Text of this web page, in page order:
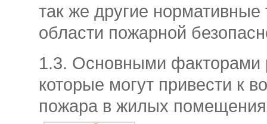
так же другие нормативные
области пожарной
1.3. Основными факторами
которые могут привести к
пожара в жилых